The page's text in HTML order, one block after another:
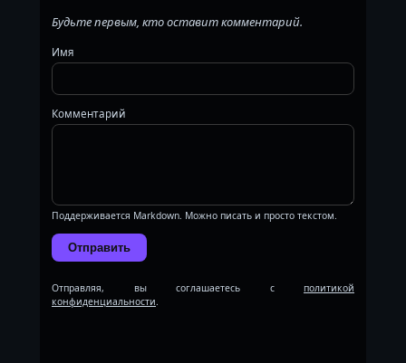
Будьте первым, кто оставит комментарий.
Имя
Комментарий
Поддерживается Markdown. Можно писать и просто текстом.
Отправить
Отправляя, вы соглашаетесь с политикой
конфиденциальности.